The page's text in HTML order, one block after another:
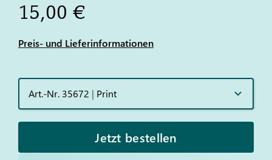
15,00 €
Preis- und Lieferinformationen
Art.-Nr. 35672 | Print
Jetzt bestellen